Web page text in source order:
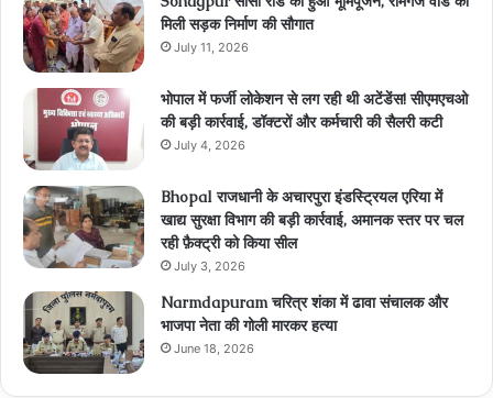
मिली सड़क निर्माण की सौगात
July 11, 2026
भोपाल में फर्जी लोकेशन से लग रही थी अटेंडेंस! सीएमएचओ
की बड़ी कार्रवाई, डॉक्टरों और कर्मचारी की सैलरी कटी
July 4, 2026
Bhopal राजधानी के अचारपुरा इंडस्ट्रियल एरिया में
खाद्य सुरक्षा विभाग की बड़ी कार्रवाई, अमानक स्तर पर चल
रही फ़ैक्ट्री को किया सील
July 3, 2026
Narmdapuram चरित्र शंका में ढावा संचालक और
भाजपा नेता की गोली मारकर हत्या
June 18, 2026